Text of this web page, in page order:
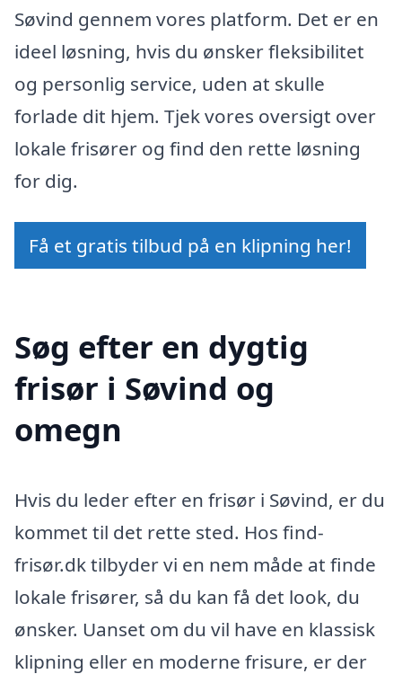
Søvind gennem vores platform. Det er en
ideel løsning, hvis du ønsker fleksibilitet
og personlig service, uden at skulle
forlade dit hjem. Tjek vores oversigt over
lokale frisører og find den rette løsning
for dig.
Få et gratis tilbud på en klipning her!
Søg efter en dygtig
frisør i Søvind og
omegn
Hvis du leder efter en frisør i Søvind, er du
kommet til det rette sted. Hos find-
frisør.dk tilbyder vi en nem måde at finde
lokale frisører, så du kan få det look, du
ønsker. Uanset om du vil have en klassisk
klipning eller en moderne frisure, er der